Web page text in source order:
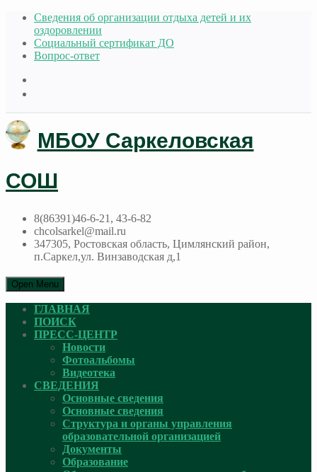
Сведения об организации отдыха детей и их
оздоровлении
Социальный сертификат ДО
Вопрос-ответ
МБОУ Саркеловская
СОШ
8(86391)46-6-21, 43-6-82
chcolsarkel@mail.ru
347305, Ростовская область, Цимлянский район,
п.Саркел,ул. Винзаводская д,1
Open Menu
ГЛАВНАЯ
ПОИСК
ПРЕСС-ЦЕНТР
Новости
Фотоальбомы
Видеотека
СВЕДЕНИЯ
Основные сведения
Основные сведения
Структура и органы управления
образовательной организацией
Документы
Образование